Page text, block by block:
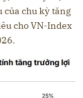
của chu kỳ tăng
cho VN-Index